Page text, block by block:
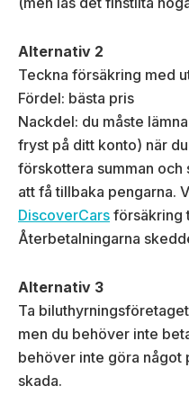
Alternativ 2
Teckna försäkring med
Fördel: bästa pris
Nackdel: du måste
fryst på ditt konto) när
förskottera summan
att få tillbaka pengarna.
DiscoverCars försäkring
Återbetalningarna
Alternativ 3
Ta
men du behöver inte
behöver inte göra något
skada.